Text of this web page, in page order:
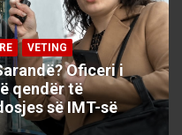
VETING
Oficeri i
qendër të
së IMT-së